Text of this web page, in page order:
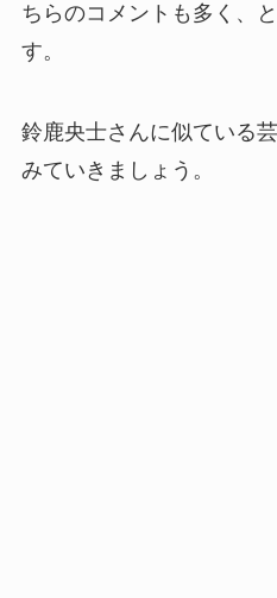
ちらのコメントも多く、
す。
鈴鹿央士さんに似ている
みていきましょう。